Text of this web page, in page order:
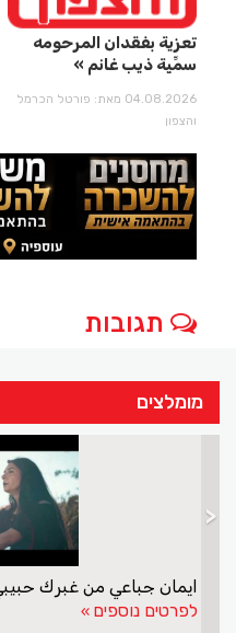
تعزية بفقدان المرحومه
سمِّيِة ذيب غانم
04.08.2026 מאת: פורטל הכרמל
והצפון
תגובות
מומלצים
ايمان جباعي من غبرك حبيبي
לפרטים נוספים
<